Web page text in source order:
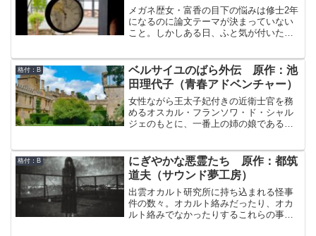
メガネ歴女・富香の目下の悩みは修士2年
になるのに論文テーマが決まっていない
こと。しかしある日、ふと気が付いたら
香の推しの武将・上杉謙信の侍女だとい
う。おまつを通して謙信に質問をするチ
ャンスを得る富香だが。話し出したら止
まらなくなることがある…？寝なくても
元気に起き続けていられる…？急に興奮
が収まらなくて怒りっぽくなったり根拠
だかもしれない！
格付：B
ベルサイユのばら外伝 原作：池
田理代子（青春アドベンチャー）
女性ながら王太子妃付きの近衛士官を務
めるオスカル・フランソワ・ド・シャル
ジェのもとに、一番上の姉の娘である
カルが驚くほどの、お転婆。洞察力が鋭
くて行動力があり、小生意気ですばしっ
こいが、幼稚で泣き虫。この少女が巻き
起こす様々な事件のせいで、オスカル
も、彼女の従卒のアンドレも右往左往。
はてさて、次はどんな事件が起こります
格付：B
にぎやかな悪霊たち 原作：都筑
道夫（サウンド夢工房）
出雲オカルト研究所に持ち込まれる怪事
件の数々。オカルト絡みだったり、オカ
ルト絡みでなかったりするこれらの事件